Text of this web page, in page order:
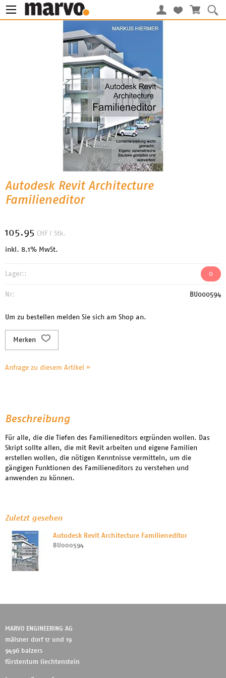
Autodesk Revit Architecture
Familieneditor
105.95 CHF / Stk.
inkl. 8.1% MwSt.
Lager:: 0
Nr: BU000594
Um zu bestellen melden Sie sich am Shop an.
Merken
Anfrage zu diesem Artikel »
Beschreibung
Für alle, die die Tiefen des Familieneditors ergründen wollen. Das
Skript sollte allen, die mit Revit arbeiten und eigene Familien
erstellen wollen, die nötigen Kenntnisse vermitteln, um die
gängigen Funktionen des Familieneditors zu verstehen und
anwenden zu können.
Zuletzt gesehen
Autodesk Revit Architecture Familieneditor
BU000594
MARVO ENGINEERING AG
mälsner dorf 17 und 19
9496 balzers
fürstentum liechtenstein